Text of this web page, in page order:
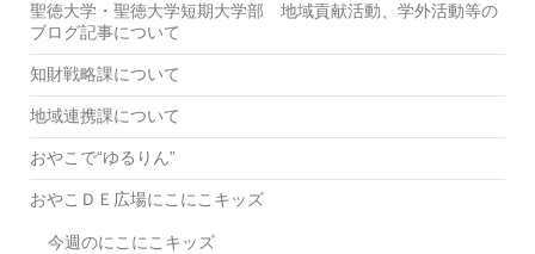
聖徳大学・聖徳大学短期大学部 地域貢献活動、学外活動等の
ブログ記事について
知財戦略課について
地域連携課について
おやこで“ゆるりん”
おやこＤＥ広場にこにこキッズ
今週のにこにこキッズ